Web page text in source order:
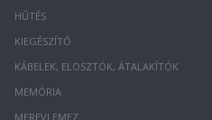
HŰTÉS
KIEGÉSZÍTŐ
KÁBELEK, ELOSZTÓK, ÁTALAKÍTÓK
MEMÓRIA
MEREVLEMEZ